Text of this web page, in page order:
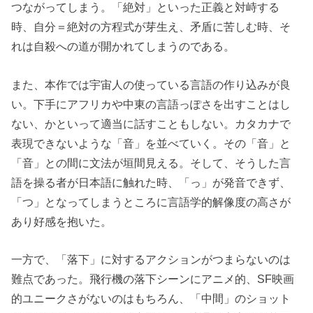
つながってしまう。「絶対」といった正義と対峙する
時、自分＝絶対の方程式が芽生え、矛盾に苦しむ時、そ
れは自殺への道が開かれてしまうのである。
また、本作では宇宙人の使っている言語の作り込みが良
い。下手にアフリカや中東の言語っぽさを出すことはし
ない、かといって適当に話すこともしない。カタカナで
表現できないような「音」を並べていく。その「音」と
「音」との間に文法が垣間見える。そして、そうした言
語を操る者が日本語に触れた時、「っ」が発音できず、
「つ」となってしまうところに言語学的解像度の高さが
あり好感を抱いた。
一方で、「落下」に対するアクションがつまらないのは
難点であった。飛行機の落下シーンにアニメ的、SF映画
的ユニークさがないのはもちろん、「中間」のショット